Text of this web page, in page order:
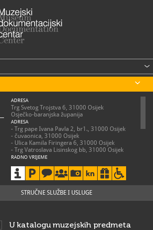
ADRESA
Trg Svetog Trojstva 6, 31000 Osijek
Osječko-baranjska županija
ADRESA
- Trg pape Ivana Pavla 2, br1., 31000 Osijek
- čuvaonica, 31000 Osijek
- Ulica Kamila Firingera 6, 31000 Osijek
- Trg Vatroslava Lisinskog bb, 31000 Osijek
RADNO VRIJEME
nedjeljom, ponedjeljkom, državnim
praznicima i blagdanima Muzej je zatvoren za
posjetitelje
031/250-731
W https://mso.hr/
STRUČNE SLUŽBE I USLUGE
U katalogu muzejskih predmeta